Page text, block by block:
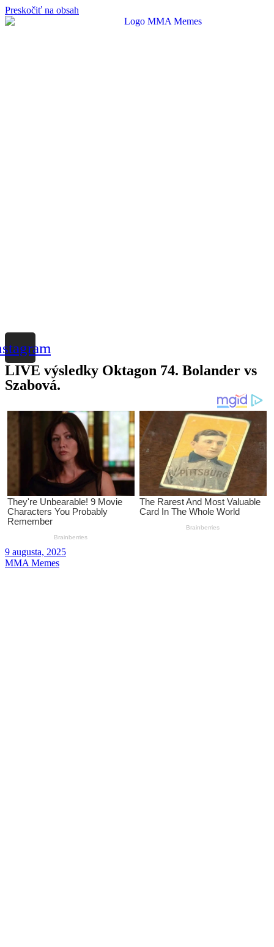
Preskočiť na obsah
LIVE výsledky Oktagon 74. Bolander vs
Szabová.
9 augusta, 2025
MMA Memes